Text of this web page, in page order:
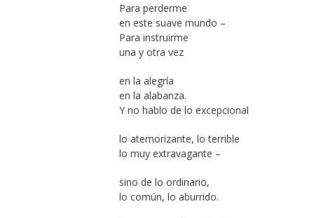
Para perderme
en este suave mundo –
Para instruirme
una y otra vez
en la alegría
en la alabanza.
Y no hablo de lo excepcional
lo atemorizante, lo terrible
lo muy extravagante –
sino de lo ordinario,
lo común, lo aburrido.